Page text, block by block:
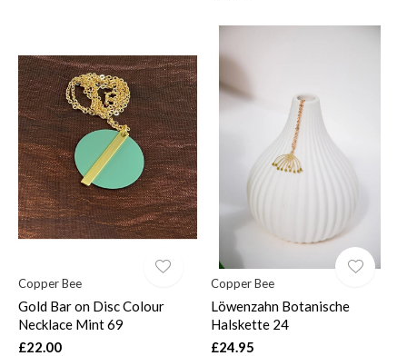
Copper Bee
Gold Bar on Disc Colour
Necklace Mint 69
£22.00
Copper Bee
Löwenzahn Botanische
Halskette 24
£24.95